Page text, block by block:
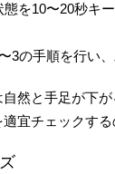
を10〜20秒キ
3の手順を行い
自然と手足が下
宜チェックする